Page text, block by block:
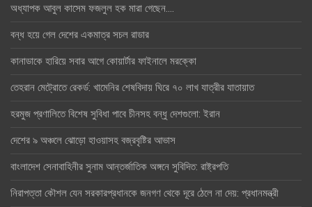
অধ্যাপক আবুল কাসেম ফজলুল হক মারা গেছেন….
বন্ধ হয়ে গেল দেশের একমাত্র সচল রাডার
কানাডাকে হারিয়ে সবার আগে কোয়ার্টার ফাইনালে মরক্কো
তেহরান মেট্রোতে রেকর্ড: খামেনির শেষবিদায় ঘিরে ৭০ লাখ যাত্রীর যাতায়াত
হরমুজ প্রণালিতে বিশেষ সুবিধা পাবে চীনসহ বন্ধু দেশগুলো: ইরান
দেশের ৯ অঞ্চলে ঝোড়ো হাওয়াসহ বজ্রবৃষ্টির আভাস
বাংলাদেশ সেনাবাহিনীর সুনাম আন্তর্জাতিক অঙ্গনে সুবিদিত: রাষ্ট্রপতি
নিরাপত্তা কৌশল যেন সরকারপ্রধানকে জনগণ থেকে দূরে ঠেলে না দেয়: প্রধানমন্ত্রী